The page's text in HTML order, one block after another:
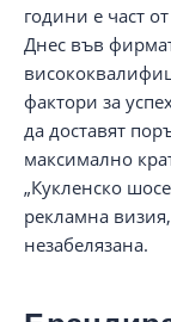
години е част
Днес във
фактори за
да доставят
максимално
„Кукленско
рекламна
незабелязана.